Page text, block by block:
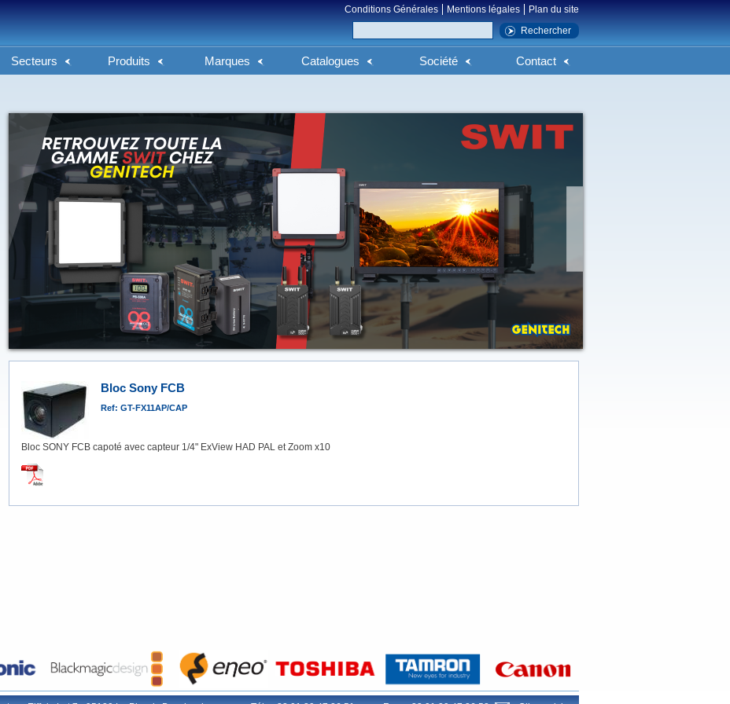
Conditions Générales Mentions légales Plan du site
Secteurs Produits Marques Catalogues Société Contact
Bloc Sony FCB
Ref: GT-FX11AP/CAP
Bloc SONY FCB capoté avec capteur 1/4" ExView HAD PAL et Zoom x10